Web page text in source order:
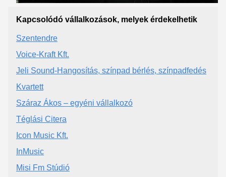
Kapcsolódó vállalkozások, melyek érdekelhetik
Szentendre
Voice-Kraft Kft.
Jeli Sound-Hangosítás, színpad bérlés, színpadfedés
Kvartett
Száraz Ákos – egyéni vállalkozó
Téglási Citera
Icon Music Kft.
InMusic
Misi Fm Stúdió